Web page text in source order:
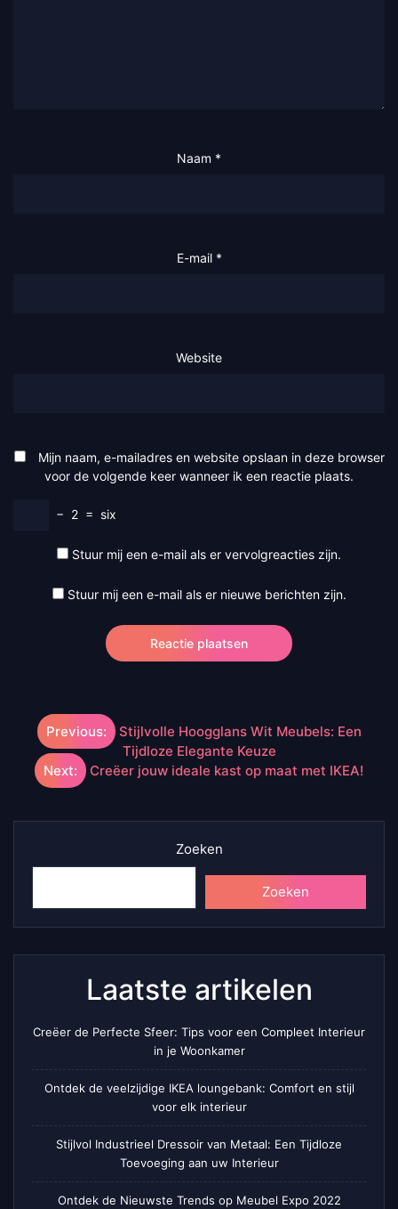
Naam *
E-mail *
Website
Mijn naam, e-mailadres en website opslaan in deze browser
voor de volgende keer wanneer ik een reactie plaats.
− 2 = six
Stuur mij een e-mail als er vervolgreacties zijn.
Stuur mij een e-mail als er nieuwe berichten zijn.
Berichtnavigatie
Previous:
Stijlvolle Hoogglans Wit Meubels: Een
Tijdloze Elegante Keuze
Next:
Creëer jouw ideale kast op maat met IKEA!
Zoeken
Zoeken
Laatste artikelen
Creëer de Perfecte Sfeer: Tips voor een Compleet Interieur
in je Woonkamer
Ontdek de veelzijdige IKEA loungebank: Comfort en stijl
voor elk interieur
Stijlvol Industrieel Dressoir van Metaal: Een Tijdloze
Toevoeging aan uw Interieur
Ontdek de Nieuwste Trends op Meubel Expo 2022